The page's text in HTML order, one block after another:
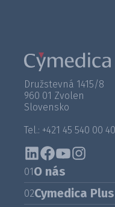
Družstevná 1415/8
960 01 Zvolen
Slovensko
Tel.: +421 45 540 00 40
01O nás
02Cymedica Plus